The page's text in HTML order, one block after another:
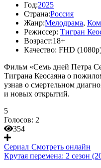
Год:2025
Страна:Россия
Жанр:Мелодрама,
Режиссер: Тигран
Возраст:18+
Качество: FHD
Фильм «Семь дней Петра
Тиграна Кеосаяна о
узнав о смертельном
и новых открытий.
5
Голосов: 2
354
Сериал Смотреть онлайн
Крутая перемена: 2 сезон